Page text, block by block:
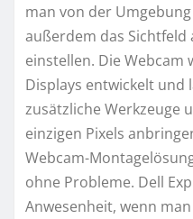
man von der
außerdem das Sichtfeld
einstellen. Die
Displays entwickelt und
zusätzliche Werkzeuge
einzigen Pixels
Webcam-
ohne Probleme. Dell
Anwesenheit, wenn